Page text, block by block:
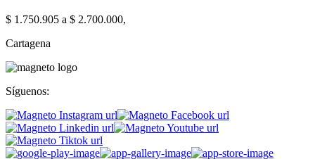
$ 1.750.905 a $ 2.700.000,
Cartagena
Síguenos: